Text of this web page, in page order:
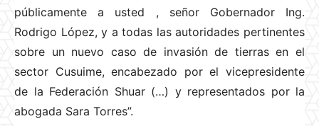
públicamente a usted , señor Gobernador Ing.
Rodrigo López, y a todas las autoridades pertinentes
sobre un nuevo caso de invasión de tierras en el
sector Cusuime, encabezado por el vicepresidente
de la Federación Shuar (…) y representados por la
abogada Sara Torres”.